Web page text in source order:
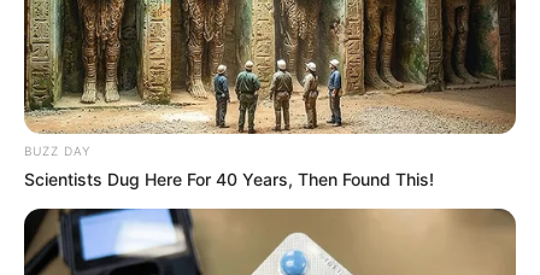
Drone Flew Over Forbidden Tibet: Never Meant
To Be Seen! (58 Caratteri)
Buzz Day